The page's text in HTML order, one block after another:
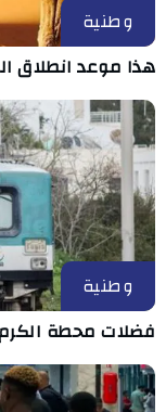
وطنية
هذا موعد انطلاق
وطنية
فضلات محطة